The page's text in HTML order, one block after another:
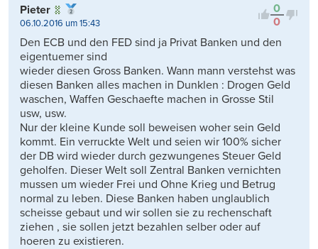
0
0
Pieter
06.10.2016 um 15:43
Den ECB und den FED sind ja Privat Banken und den
eigentuemer sind
wieder diesen Gross Banken. Wann mann verstehst was
diesen Banken alles machen in Dunklen : Drogen Geld
waschen, Waffen Geschaefte machen in Grosse Stil
usw, usw.
Nur der kleine Kunde soll beweisen woher sein Geld
kommt. Ein verruckte Welt und seien wir 100% sicher
der DB wird wieder durch gezwungenes Steuer Geld
geholfen. Dieser Welt soll Zentral Banken vernichten
mussen um wieder Frei und Ohne Krieg und Betrug
normal zu leben. Diese Banken haben unglaublich
scheisse gebaut und wir sollen sie zu rechenschaft
ziehen , sie sollen jetzt bezahlen selber oder auf
hoeren zu existieren.